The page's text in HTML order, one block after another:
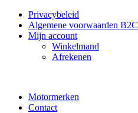
Privacybeleid
Algemene voorwaarden B2C
Mijn account
Winkelmand
Afrekenen
Motormerken
Contact